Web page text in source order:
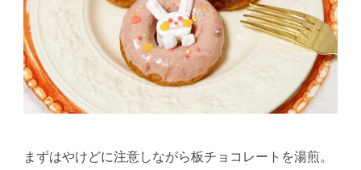
まずはやけどに注意しながら板チョコレートを湯煎。